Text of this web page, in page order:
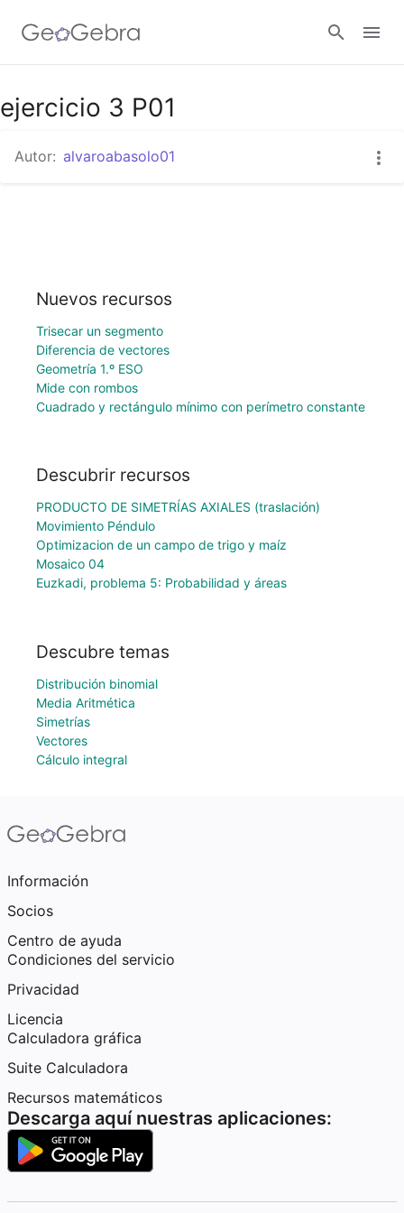
Abrir sesión
ejercicio 3 P01
Autor: alvaroabasolo01
Nuevos recursos
Trisecar un segmento
Diferencia de vectores
Geometría 1.º ESO
Mide con rombos
Cuadrado y rectángulo mínimo con perímetro constante
Descubrir recursos
PRODUCTO DE SIMETRÍAS AXIALES (traslación)
Movimiento Péndulo
Optimizacion de un campo de trigo y maíz
Mosaico 04
Euzkadi, problema 5: Probabilidad y áreas
Descubre temas
Distribución binomial
Media Aritmética
Simetrías
Vectores
Cálculo integral
Información
Socios
Centro de ayuda
Condiciones del servicio
Privacidad
Licencia
Calculadora gráfica
Suite Calculadora
Recursos matemáticos
Descarga aquí nuestras aplicaciones: